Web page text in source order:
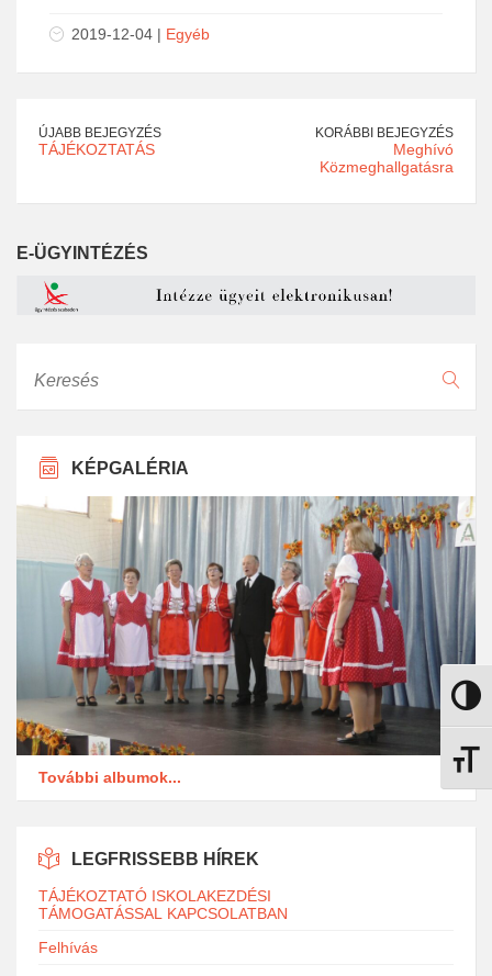
Nagy
2019-12-04 | Egyéb
ÚJABB BEJEGYZÉS
TÁJÉKOZTATÁS
KORÁBBI BEJEGYZÉS
Meghívó
Közmeghallgatásra
E-ÜGYINTÉZÉS
KÉPGALÉRIA
További albumok...
LEGFRISSEBB HÍREK
TÁJÉKOZTATÓ ISKOLAKEZDÉSI
TÁMOGATÁSSAL KAPCSOLATBAN
Felhívás